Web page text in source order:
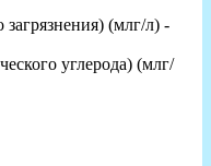
(млг/л) -
углерода) (млг/